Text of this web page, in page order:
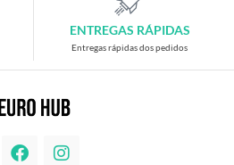
ENTREGAS RÁPIDAS
Entregas rápidas dos pedidos